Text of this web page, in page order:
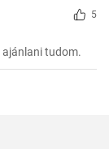
5
tudom.